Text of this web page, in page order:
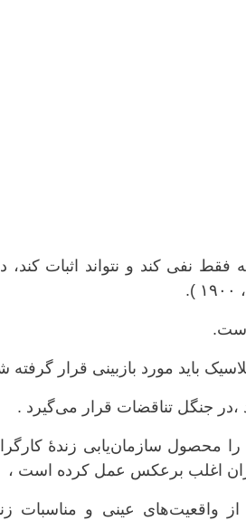
فقط نفی کند و نتواند اثبات
باید مورد بازبینی قرار گرفته
،در جنگل تناقضات قرار می‌گیرد .
محصول سازمان‌یابی زندهٔ
واقعیت‌های عینی و مناسبات